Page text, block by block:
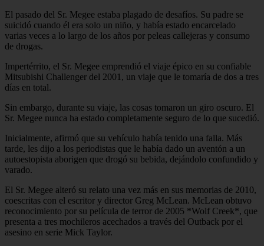
El pasado del Sr. Megee estaba plagado de desafíos. Su padre se
suicidó cuando él era solo un niño, y había estado encarcelado
varias veces a lo largo de los años por peleas callejeras y consumo
de drogas.
Impertérrito, el Sr. Megee emprendió el viaje épico en su confiable
Mitsubishi Challenger del 2001, un viaje que le tomaría de dos a tres
días en total.
Sin embargo, durante su viaje, las cosas tomaron un giro oscuro. El
Sr. Megee nunca ha estado completamente seguro de lo que sucedió.
Inicialmente, afirmó que su vehículo había tenido una falla. Más
tarde, les dijo a los periodistas que le había dado un aventón a un
autoestopista aborigen que drogó su bebida, dejándolo confundido y
varado.
El Sr. Megee alteró su relato una vez más en sus memorias de 2010,
coescritas con el escritor y director Greg McLean. McLean obtuvo
reconocimiento por su película de terror de 2005 *Wolf Creek*, que
presenta a tres mochileros acechados a través del Outback por el
asesino en serie Mick Taylor.